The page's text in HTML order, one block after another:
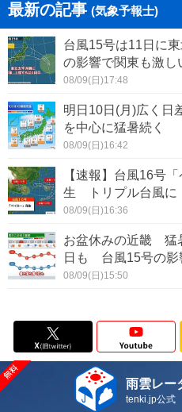
最新の記事 (気象予報士)
台風15号は11日に
の影響で関東も激し
08/09(日)17:48
明日10日(月)広く
を中心に猛暑続く
08/09(日)16:42
【速報】台風16号
生 トリプル台風に
08/09(日)16:36
お盆休みの近畿 猛
日も 台風15号の影
08/09(日)15:50
雨雲レー
tenki.jp公式